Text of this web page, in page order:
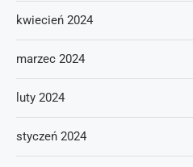
kwiecień 2024
marzec 2024
luty 2024
styczeń 2024